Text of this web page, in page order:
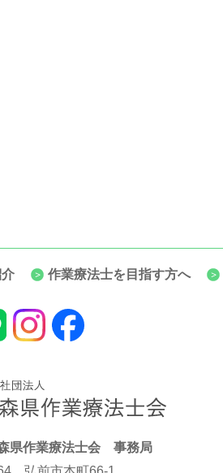
作業療法士を目指す方へ
県作業療法士会 事務局